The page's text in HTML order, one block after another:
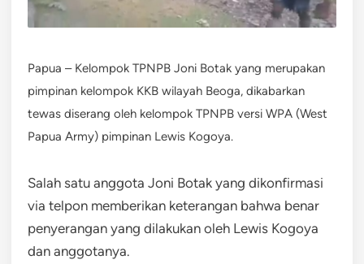
Papua – Kelompok TPNPB Joni Botak yang merupakan
pimpinan kelompok KKB wilayah Beoga, dikabarkan
tewas diserang oleh kelompok TPNPB versi WPA (West
Papua Army) pimpinan Lewis Kogoya.
Salah satu anggota Joni Botak yang dikonfirmasi
via telpon memberikan keterangan bahwa benar
penyerangan yang dilakukan oleh Lewis Kogoya
dan anggotanya.